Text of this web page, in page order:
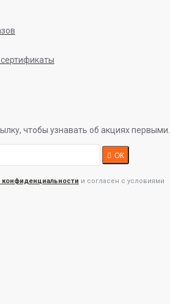
чтобы узнавать об акциях первыми.
ОК
конфиденциальности и согласен с условиями